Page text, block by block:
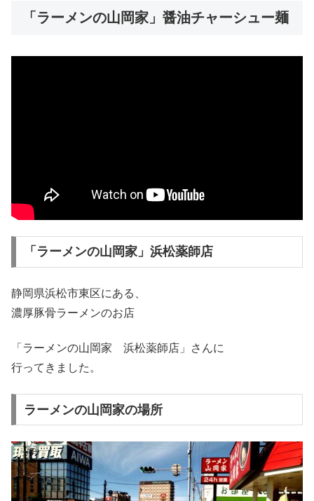
「ラーメンの山岡家」醤油チャーシュー麺
「ラーメンの山岡家」浜松薬師店
静岡県浜松市東区にある、
濃厚豚骨ラーメンのお店
「ラーメンの山岡家 浜松薬師店」さんに
行ってきました。
ラーメンの山岡家の場所